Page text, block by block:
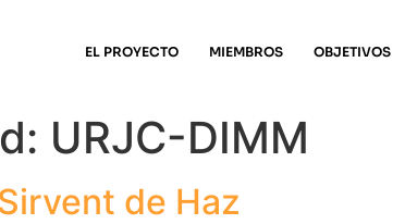
EL PROYECTO MIEMBROS OBJETIVOS
URJC-DIMM
de Haz